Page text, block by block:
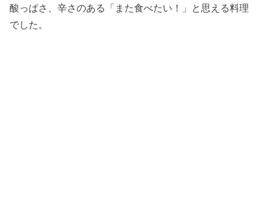
酸っぱさ、辛さのある「また食べたい！」と思える料理
でした。